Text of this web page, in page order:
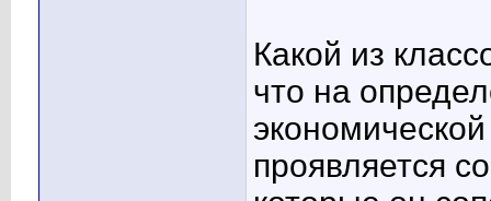
Какой из
что на
проявляется